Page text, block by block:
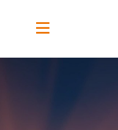
εργαλείων